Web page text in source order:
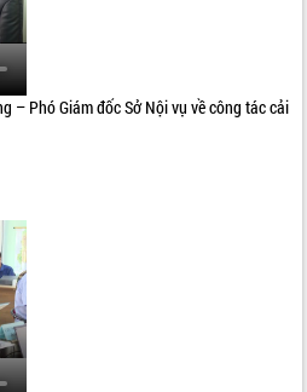
– Phó Giám đốc Sở Nội vụ về công tác cải